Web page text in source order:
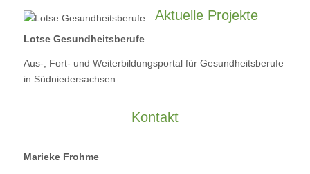
Aktuelle Projekte
Lotse Gesundheitsberufe
Aus-, Fort- und Weiterbildungsportal für Gesundheitsberufe
in Südniedersachsen
Kontakt
Marieke Frohme